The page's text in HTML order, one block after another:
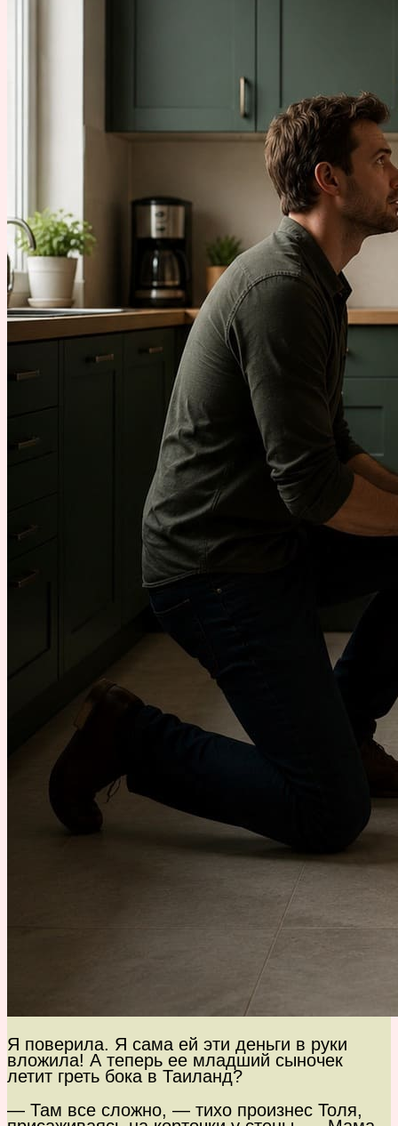
Я поверила. Я сама ей эти деньги в руки
вложила! А теперь ее младший сыночек
летит греть бока в Таиланд?
— Там все сложно, — тихо произнес Толя,